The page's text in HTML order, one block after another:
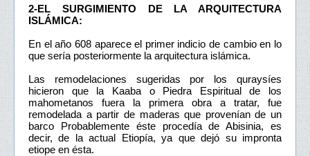
2-EL SURGIMIENTO DE LA ARQUITECTURA
ISLÁMICA:
En el año 608 aparece el primer indicio de cambio en lo
que sería posteriormente la arquitectura islámica.
Las remodelaciones sugeridas por los quraysíes
hicieron que la Kaaba o Piedra Espiritual de los
mahometanos fuera la primera obra a tratar, fue
remodelada a partir de maderas que provenían de un
barco Probablemente éste procedía de Abisinia, es
decir, de la actual Etiopía, ya que dejó su impronta
etiope en ésta.